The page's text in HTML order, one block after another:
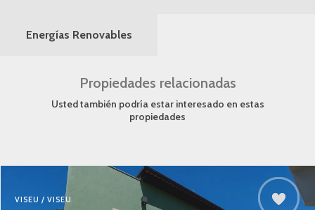
Energías Renovables
Propiedades relacionadas
Usted también podría estar interesado en estas
propiedades
VISEU / VISEU